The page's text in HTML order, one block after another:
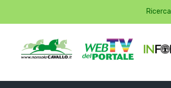
Ricerca